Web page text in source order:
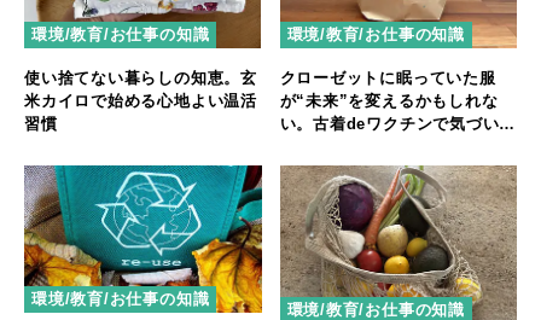
環境/教育/お仕事の知識
使い捨てない暮らしの知恵。玄
米カイロで始める心地よい温活
習慣
環境/教育/お仕事の知識
クローゼットに眠っていた服
が“未来”を変えるかもしれな
い。古着deワクチンで気づい
環境/教育/お仕事の知識
環境/教育/お仕事の知識